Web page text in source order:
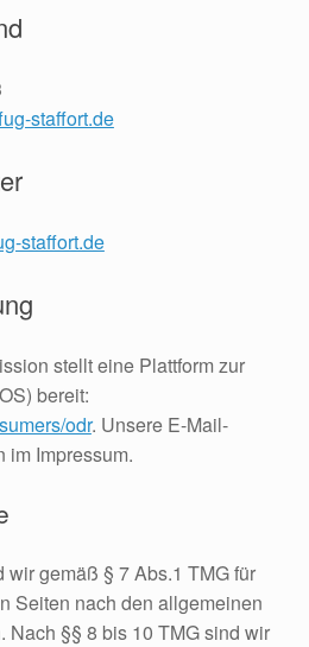
staffort.de
staffort.de
stellt eine Plattform zur
bereit:
odr. Unsere E-Mail-
im Impressum.
gemäß § 7 Abs.1 TMG für
Seiten nach den allgemeinen
Nach §§ 8 bis 10 TMG sind wir